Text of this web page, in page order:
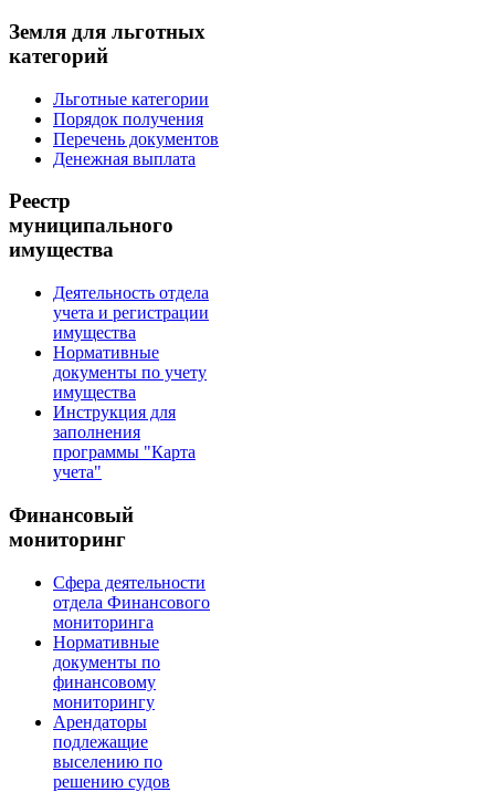
Земля для льготных
категорий
Льготные категории
Порядок получения
Перечень документов
Денежная выплата
Реестр
муниципального
имущества
Деятельность отдела
учета и регистрации
имущества
Нормативные
документы по учету
имущества
Инструкция для
заполнения
программы "Карта
учета"
Финансовый
мониторинг
Сфера деятельности
отдела Финансового
мониторинга
Нормативные
документы по
финансовому
мониторингу
Арендаторы
подлежащие
выселению по
решению судов